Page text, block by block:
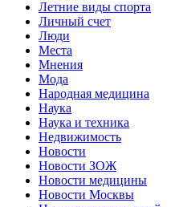
Летние виды спорта
Личный счет
Люди
Места
Мнения
Мода
Народная медицина
Наука
Наука и техника
Недвижимость
Новости
Новости ЗОЖ
Новости медицины
Новости Москвы